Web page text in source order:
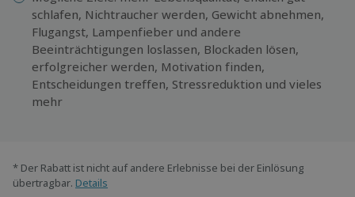
schlafen, Nichtraucher werden, Gewicht abnehmen,
Flugangst, Lampenfieber und andere
Beeinträchtigungen loslassen, Blockaden lösen,
erfolgreicher werden, Motivation finden,
Entscheidungen treffen, Stressreduktion und vieles
mehr
* Der Rabatt ist nicht auf andere Erlebnisse bei der Einlösung
übertragbar. Details